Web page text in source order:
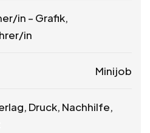
in – Grafik,
in
Minijob
Druck, Nachhilfe,